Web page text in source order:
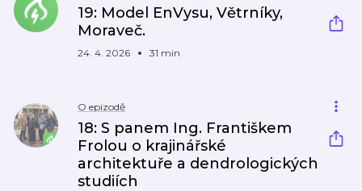
19: Model EnVysu, Větrníky,
Moraveč.
24. 4. 2026 31 min
O epizodě
18: S panem Ing. Františkem
Frolou o krajinářské
architektuře a dendrologických
studiích